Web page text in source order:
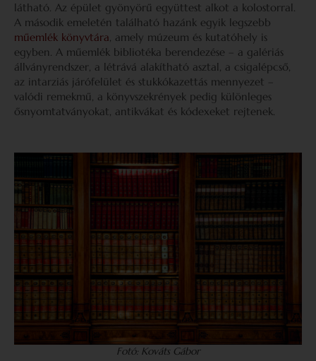
látható. Az épület gyönyörű együttest alkot a kolostorral.
A második emeletén található hazánk egyik legszebb
műemlék könyvtára, amely múzeum és kutatóhely is
egyben. A műemlék bibliotéka berendezése – a galériás
állvány­rendszer, a létrává alakítható asztal, a csigalépcső,
az intarziás járófelület és stukkó­kazettás mennyezet –
valódi remekmű, a könyvszekrények pedig különleges
ősnyomtatványokat, antikvákat és kódexeket rejtenek.
Fotó: Kováts Gábor